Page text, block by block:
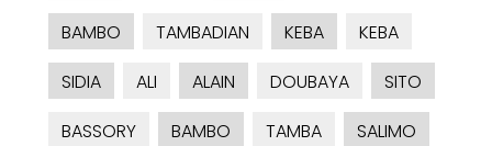
BAMBO
TAMBADIAN KEBA
KEBA
SIDIA
ALI ALAIN DOUBAYA
SITO
BASSORY
BAMBO TAMBA
SALIMO